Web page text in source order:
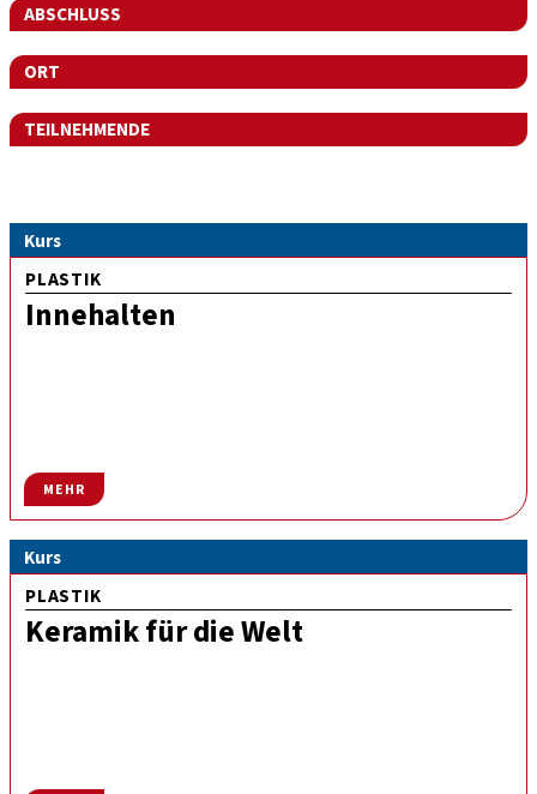
ABSCHLUSS
ORT
TEILNEHMENDE
Kurs
PLASTIK
Innehalten
MEHR
Kurs
PLASTIK
Keramik für die Welt